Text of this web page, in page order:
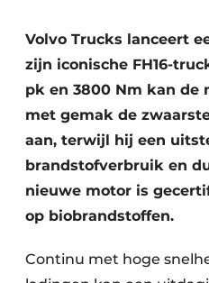
Volvo Trucks lanceert
zijn iconische FH16-
pk en 3800 Nm kan de
met gemak de
aan, terwijl hij een
brandstofverbruik en
nieuwe motor is
op biobrandstoffen.
Continu met hoge